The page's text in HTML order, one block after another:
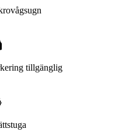
tillgänglig